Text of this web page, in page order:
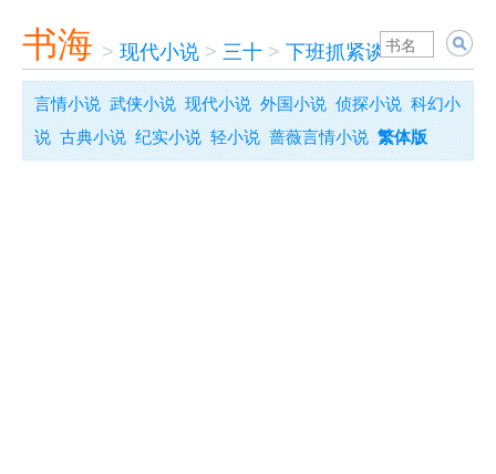
书海 > 现代小说 > 三十 > 下班抓紧谈恋爱
言情小说 武侠小说 现代小说 外国小说 侦探小说 科幻小
说 古典小说 纪实小说 轻小说 蔷薇言情小说 繁体版